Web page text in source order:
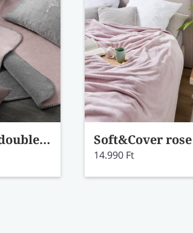
Joop! Uni doubleface rose-graphit pléd
14.990 Ft